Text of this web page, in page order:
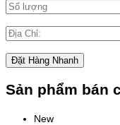
Sản phẩm bán
New